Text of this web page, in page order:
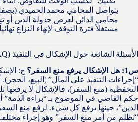
يتواصل المحامي محمد الحميدي
محامي الدائن لعرض جدولة الدين أو
مستغلاً فترة التوقف لإنهاء النزاع
الأسئلة الشائعة حول الإشكال في التنفيذ (FAQ)
س1: هل الإشكال يرفع منع السفر؟
ج:
“إجراءات التنفيذ على المال” (البيع، الحجز).
التحفظية (منع السفر)، فالإشكال لا يرفعها
حكم القاضي في الموضوع بـ “براءة
الدين”، حينها يرفع كل شيء. لرفع منع
“تظلم من أمر منع السفر” وهو إجراء